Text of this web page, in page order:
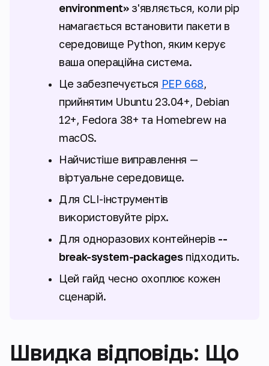
environment»з'являється, коли pip
намагається встановити пакети в
середовище Python, яким керує
ваша операційна система.
Це забезпечується PEP 668,
прийнятим Ubuntu 23.04+, Debian
12+, Fedora 38+ та Homebrew на
macOS.
Найчистіше виправлення —
віртуальне середовище.
Для CLI-інструментів
використовуйте pipx.
Для одноразових контейнерів --
break-system-packagesпідходить.
Цей гайд чесно охоплює кожен
сценарій.
Швидка відповідь: Що